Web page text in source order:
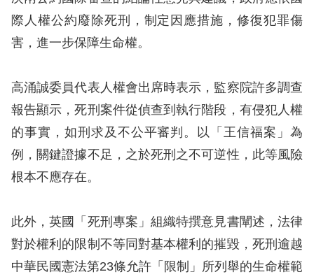
陳
情
訴
人
權
資
料
無
礙
際人權公約廢除死刑，制定因應措施，修復犯罪傷
害，進一步保障生命權。
高涌誠委員代表人權會出席時表示，監察院許多調查
報告顯示，死刑案件從偵查到執行階段，有侵犯人權
的事實，如刑求及不公平審判。以「王信福案」為
例，關鍵證據不足，之於死刑之不可逆性，此等風險
根本不應存在。
此外，英國「死刑專案」組織特撰意見書闡述，法律
對於權利的限制不等同對基本權利的摧毀，死刑逾越
中華民國憲法第23條允許「限制」所列舉的生命權範